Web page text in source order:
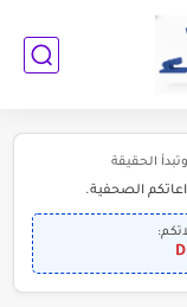
الحقيقة
الصحفية.